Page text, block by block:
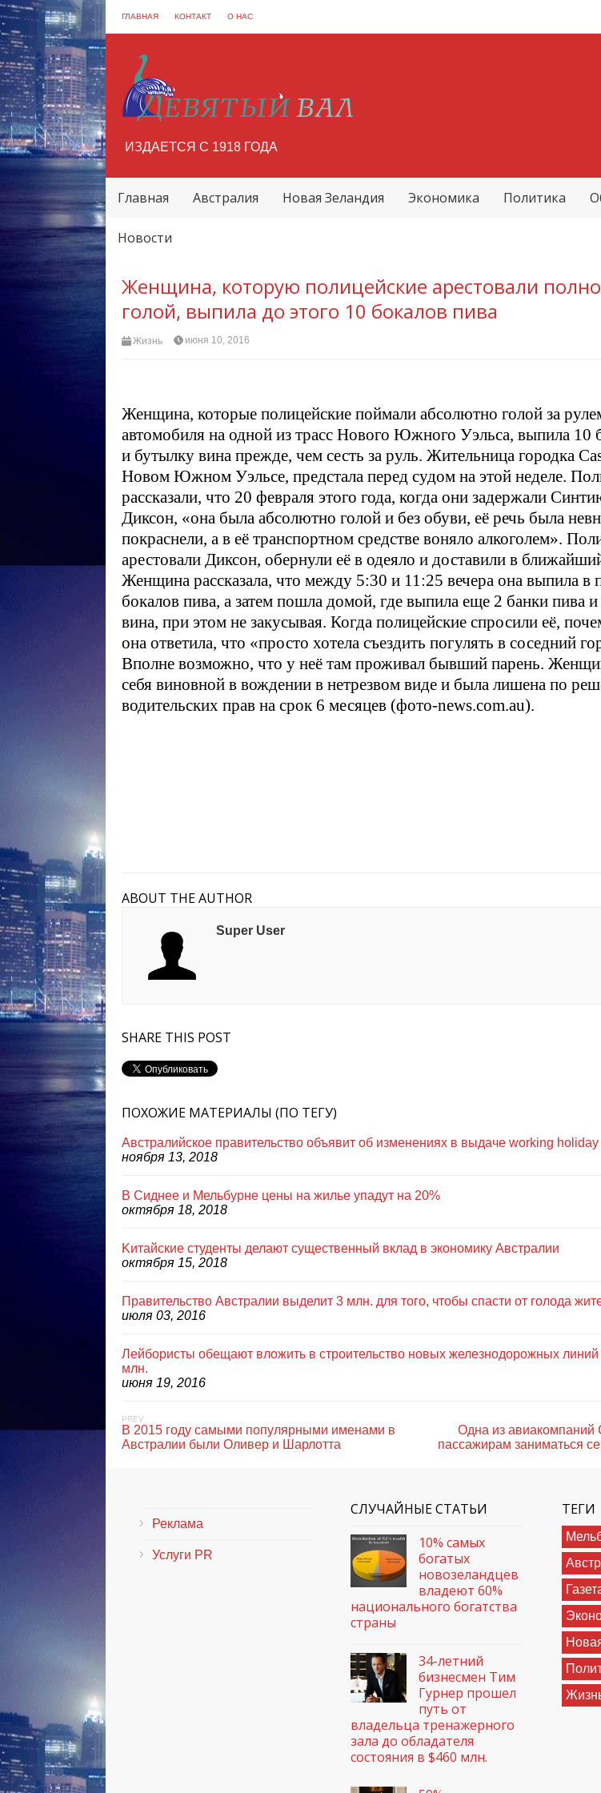
ГЛАВНАЯ КОНТАКТ О НАС
ИЗДАЕТСЯ С 1918 ГОДА
Главная Австралия Новая Зеландия Экономика Политика
Новости
Женщина, которую полицейские арестовали
голой, выпила до этого 10 бокалов пива
Жизнь июня 10, 2016
Женщина, которые полицейские поймали абсолютно голой за
автомобиля на одной из трасс Нового Южного Уэльса, выпила 10
и бутылку вина прежде, чем сесть за руль. Жительница городка
Новом Южном Уэльсе, предстала перед судом на этой неделе.
рассказали, что 20 февраля этого года, когда они задержали
Диксон, «она была абсолютно голой и без обуви, её речь была
покраснели, а в её транспортном средстве воняло алкоголем».
арестовали Диксон, обернули её в одеяло и доставили в
Женщина рассказала, что между 5:30 и 11:25 вечера она выпила в
бокалов пива, а затем пошла домой, где выпила еще 2 банки пива
вина, при этом не закусывая. Когда полицейские спросили её,
она ответила, что «просто хотела съездить погулять в соседний
Вполне возможно, что у неё там проживал бывший парень.
себя виновной в вождении в нетрезвом виде и была лишена по
водительских прав на срок 6 месяцев (фото-news.com.au).
ABOUT THE AUTHOR
Super User
SHARE THIS POST
ПОХОЖИЕ МАТЕРИАЛЫ (ПО ТЕГУ)
Австралийское правительство объявит об изменениях в выдаче working holiday
ноября 13, 2018
В Сиднее и Мельбурне цены на жилье упадут на 20%
октября 18, 2018
Kитайские студенты делают существенный вклад в экономику Австралии
октября 15, 2018
Правительство Австралии выделит 3 млн. для того, чтобы спасти от голода
июля 03, 2016
Лейбористы обещают вложить в строительство новых железнодорожных
млн.
июня 19, 2016
PREV
В 2015 году самыми популярными именами в
Австралии были Оливер и Шарлотта
Одна из
пассажирам заниматься
Реклама
Услуги PR
СЛУЧАЙНЫЕ СТАТЬИ
10% самых
богатых
новозеландцев
владеют 60%
национального богатства
страны
34-летний
бизнесмен Тим
Гурнер прошел
путь от
владельца тренажерного
зала до обладателя
состояния в $460 млн.
ТЕГИ